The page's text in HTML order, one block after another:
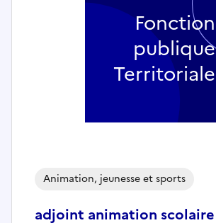
adjoint animation scolaire
Animation, jeunesse et sports
Fonction
publique
Territoriale